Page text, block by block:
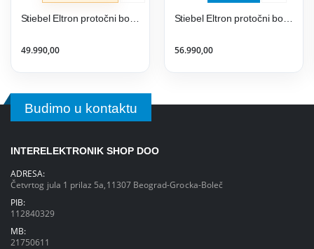
49.990,00 56.990,00
Budimo u kontaktu
INTERELEKTRONIK SHOP DOO
ADRESA:
Četvrtog jula 1 prilaz 5a,11307 Beograd-Grocka-Boleč
PIB:
112840329
MB:
21750611